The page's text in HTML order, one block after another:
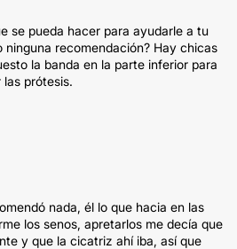
se pueda hacer para ayudarle a tu
ninguna recomendación? Hay chicas
la banda en la parte inferior para
prótesis.
nada, él lo que hacia en las
los senos, apretarlos me decía que
y que la cicatriz ahí iba, así que